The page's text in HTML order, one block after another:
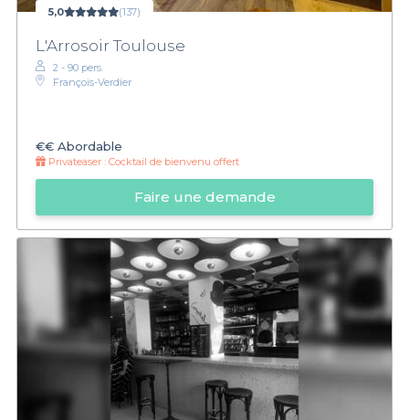
5,0 (137)
L'Arrosoir Toulouse
2 - 90 pers.
François-Verdier
€€ Abordable
Privateaser : Cocktail de bienvenu offert
Faire une demande